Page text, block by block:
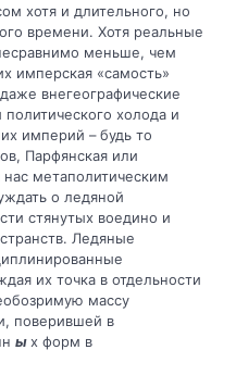
хотя и длительного, но
времени. Хотя реальные
меньше, чем
имперская «самость»
внегеографические
холода и
империй – будь то
Парфянская или
нас метаполитическим
о ледяной
стянутых воедино и
Ледяные
их точка в отдельности
массу
поверившей в
ых форм в